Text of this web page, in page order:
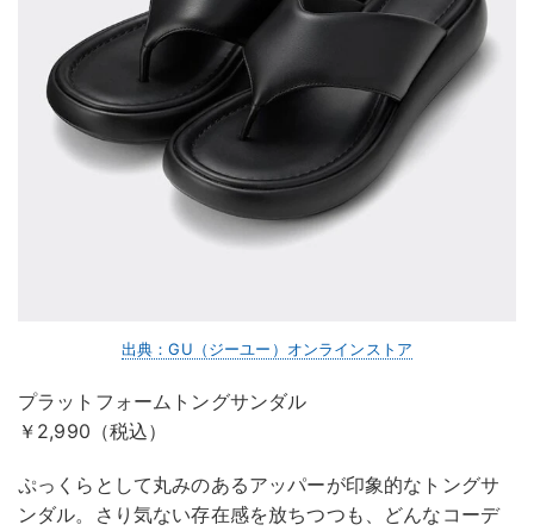
出典：GU（ジーユー）オンラインストア
プラットフォームトングサンダル
￥2,990（税込）
ぷっくらとして丸みのあるアッパーが印象的なトングサ
ンダル。さり気ない存在感を放ちつつも、どんなコーデ